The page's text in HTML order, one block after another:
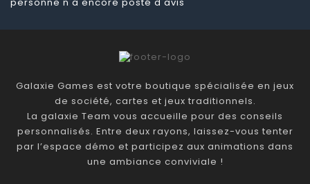
personne n'a encore posté d'avis
Galaxie Games est votre boutique spécialisée en jeux
de société, cartes et jeux traditionnels.
La galaxie Team vous accueille pour des conseils
personnalisés. Entre deux rayons, laissez-vous tenter
par l’espace démo et participez aux animations dans
une ambiance conviviale !